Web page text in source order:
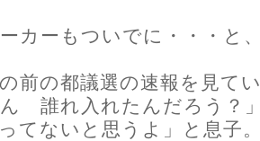
カーもついでに・・・と
前の都議選の速報を見て
ん 誰れ入れたんだろう？
ってないと思うよ」と息子